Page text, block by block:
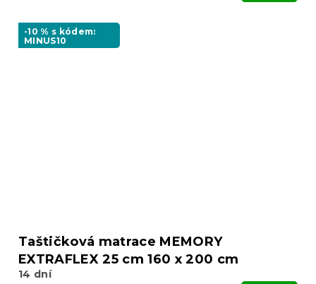
-10 % s kódem:
MINUS10
Taštičková matrace MEMORY
EXTRAFLEX 25 cm 160 x 200 cm
14 dní